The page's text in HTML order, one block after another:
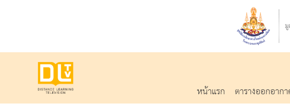
หน้าแรก ตารางออกอาก